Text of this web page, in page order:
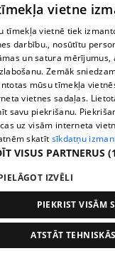
pirms 1 nedēļas, 2
Melleņu zelta
cenu?
409. epizode
vietne
tīmekļa vietnē tiek
darbību., nosūtītu
un satura
Zemāk
mūsu tīmekļa
vietnes sadaļas.
savu piekrišanu.
uz visām interneta
skatīt sīkdatņu
VISUS PARTNERUS
IZVĒLI
PIEKRIST VISĀM
ATSTĀT